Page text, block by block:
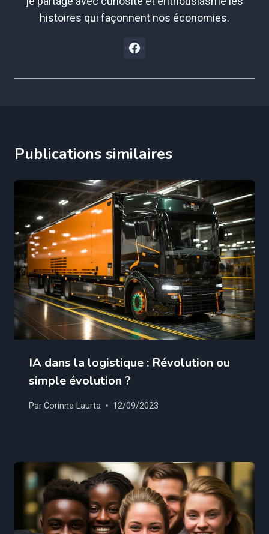
histoires qui façonnent nos économies.
Publications similaires
IA dans la logistique : Révolution ou
simple évolution ?
ParCorinne Laurta 12/09/2023